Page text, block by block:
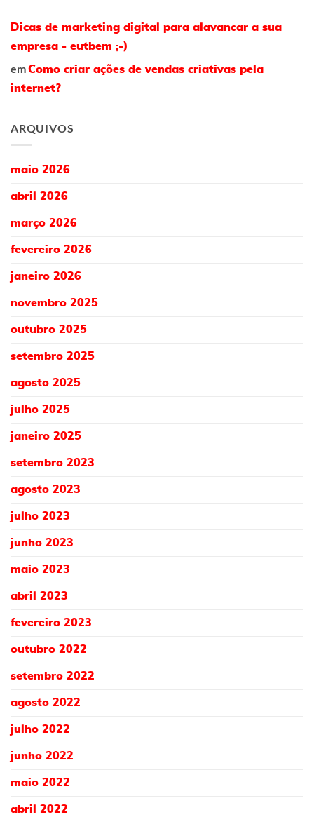
Dicas de marketing digital para alavancar a sua
empresa - eutbem ;-)
emComo criar ações de vendas criativas pela
internet?
ARQUIVOS
maio 2026
abril 2026
março 2026
fevereiro 2026
janeiro 2026
novembro 2025
outubro 2025
setembro 2025
agosto 2025
julho 2025
janeiro 2025
setembro 2023
agosto 2023
julho 2023
junho 2023
maio 2023
abril 2023
fevereiro 2023
outubro 2022
setembro 2022
agosto 2022
julho 2022
junho 2022
maio 2022
abril 2022